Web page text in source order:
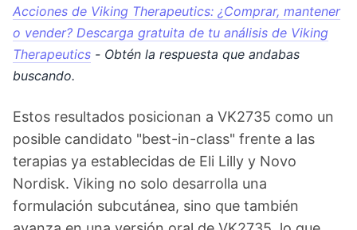
Acciones de Viking Therapeutics: ¿Comprar, mantener
o vender? Descarga gratuita de tu análisis de Viking
Therapeutics - Obtén la respuesta que andabas
buscando.
Estos resultados posicionan a VK2735 como un
posible candidato "best-in-class" frente a las
terapias ya establecidas de Eli Lilly y Novo
Nordisk. Viking no solo desarrolla una
formulación subcutánea, sino que también